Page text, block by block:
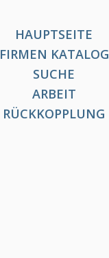
HAUPTSEITE
FIRMEN KATALOG
SUCHE
ARBEIT
RÜCKKOPPLUNG